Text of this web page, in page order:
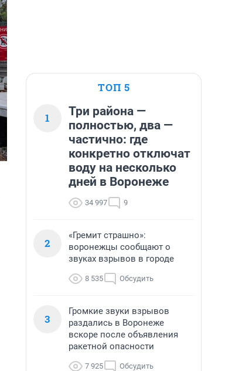
ТОП 5
1
Три района —
полностью, два —
частично: где
конкретно отключат
воду на несколько
дней в Воронеже
34 997 9
2
«Гремит страшно»:
воронежцы сообщают о
звуках взрывов в городе
8 535 Обсудить
3
Громкие звуки взрывов
раздались в Воронеже
вскоре после объявления
ракетной опасности
7 925 Обсудить